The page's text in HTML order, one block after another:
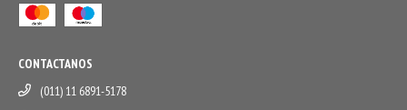
CONTACTANOS
(011) 11 6891-5178